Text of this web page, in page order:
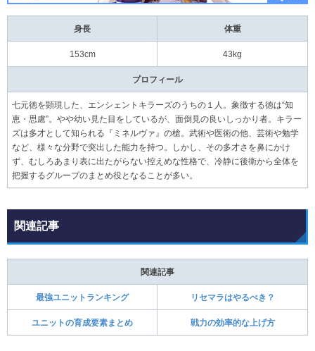
身長 体重
153cm 43kg
プロフィール
七元徳を顕現した、エンシェントキラーズのうちの１人。象徴する徳は“知
恵・思慮”。やや幼い見た目をしているが、面倒見の良いしっかり者。キラー
ズは多才として知られる『ミネルヴァ』の槍。武術や医術の他、芸術や勉学
など、様々な分野で突出した能力を持つ。しかし、その多才さを鼻にかけ
ず、むしろあまり表に出たがらない控えめな性格で、冷静に後衛から全体を
把握するグループのまとめ役となることが多い。
関連記事
関連記事
最強ユニットランキング リセマラはやるべき？
ユニットの育成要素まとめ 戦力の効率的な上げ方